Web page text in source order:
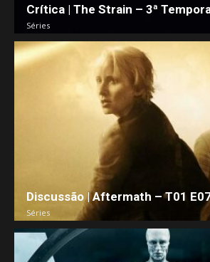
Crítica | The Strain – 3ª
Séries
Discussão | Aftermath – T01
Séries